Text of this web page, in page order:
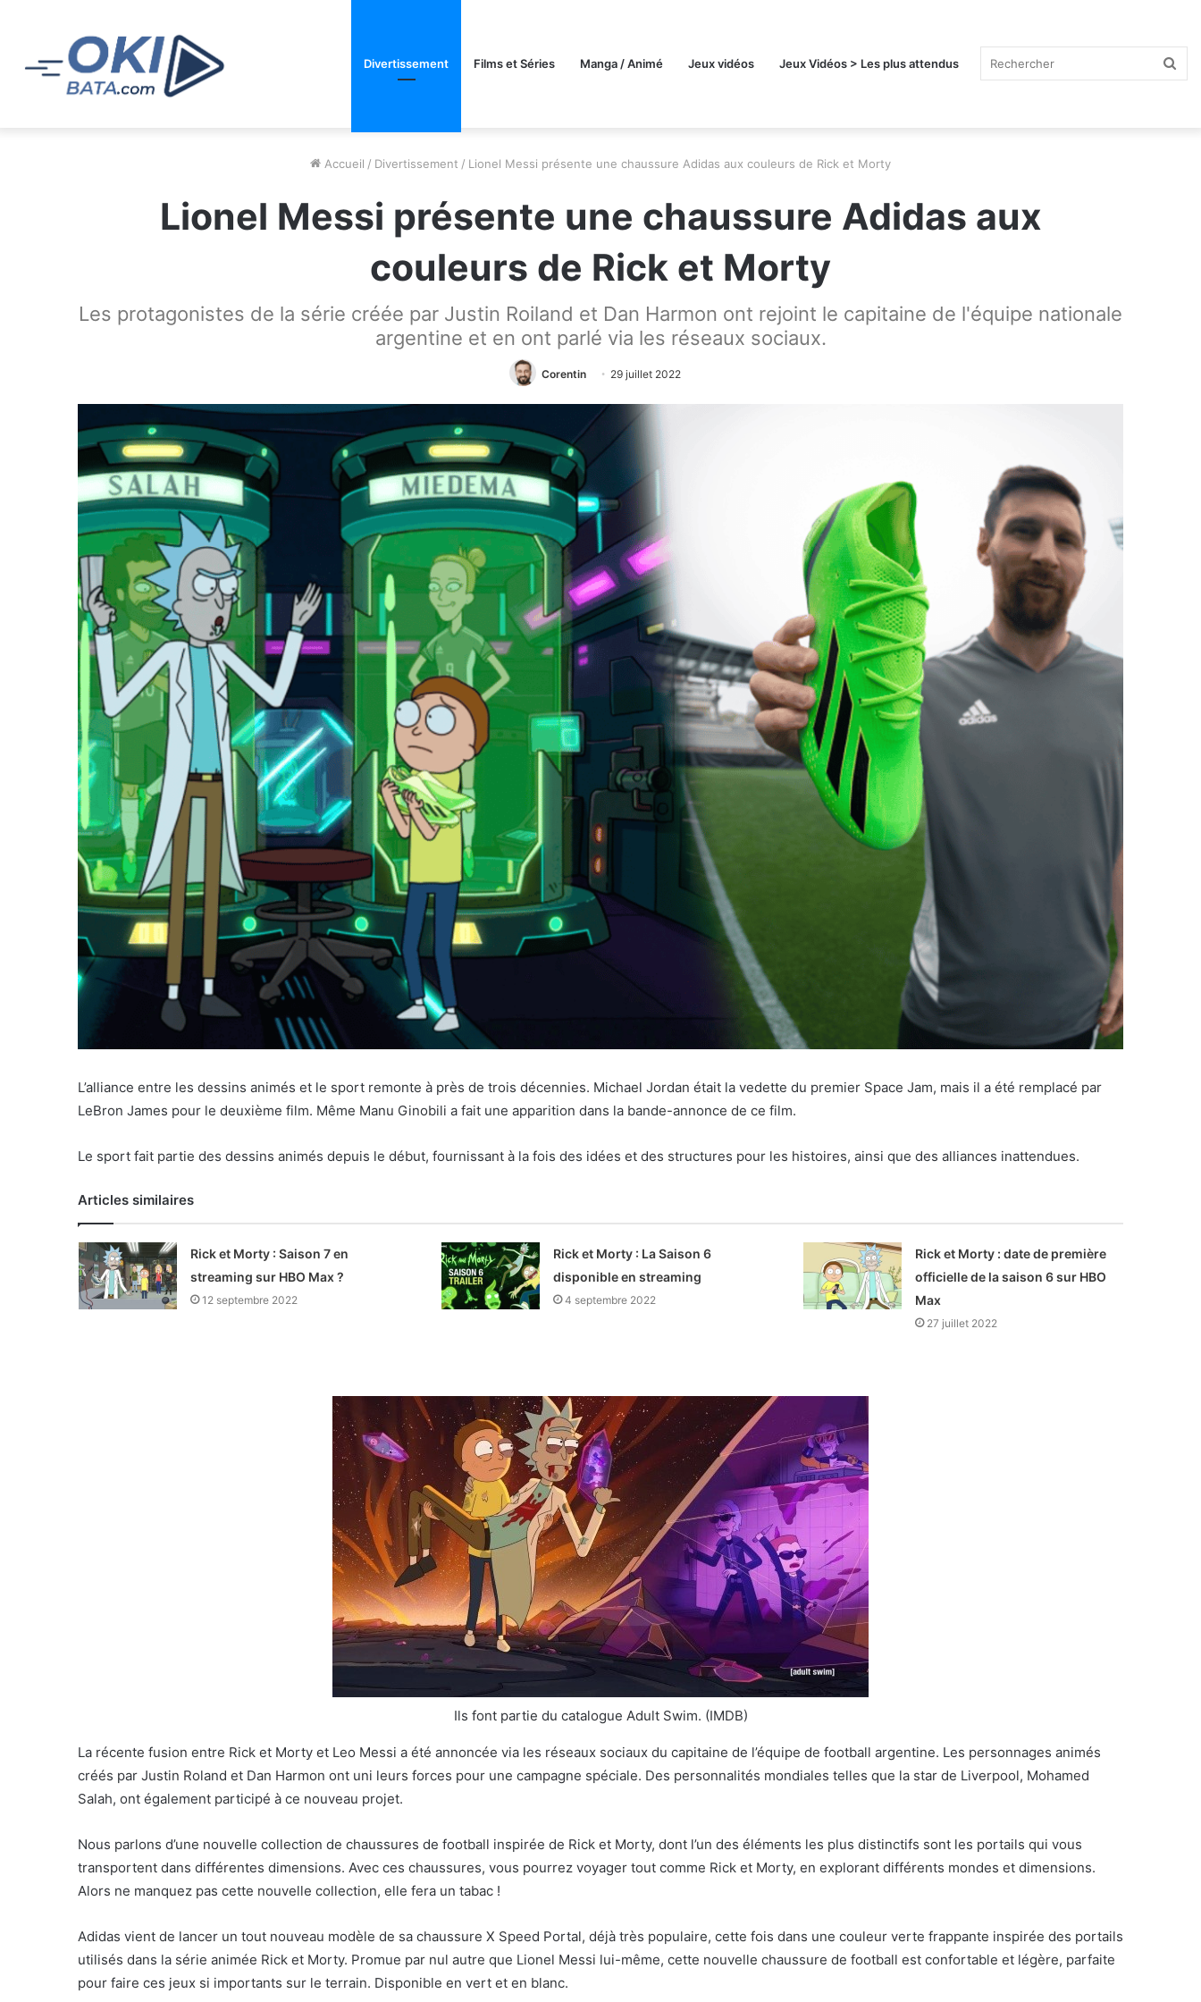
Divertissement Films et Séries Manga / Animé Jeux vidéos Jeux Vidéos > Les plus attendus
Accueil / Divertissement / Lionel Messi présente une chaussure Adidas aux couleurs de Rick et Morty
Lionel Messi présente une chaussure Adidas aux
couleurs de Rick et Morty
Les protagonistes de la série créée par Justin Roiland et Dan Harmon ont rejoint le capitaine de l'équipe nationale
argentine et en ont parlé via les réseaux sociaux.
Corentin 29 juillet 2022
L’alliance entre les dessins animés et le sport remonte à près de trois décennies. Michael Jordan était la vedette du premier Space Jam, mais il a été remplacé par
LeBron James pour le deuxième film. Même Manu Ginobili a fait une apparition dans la bande-annonce de ce film.
Le sport fait partie des dessins animés depuis le début, fournissant à la fois des idées et des structures pour les histoires, ainsi que des alliances inattendues.
Articles similaires
Rick et Morty : Saison 7 en
streaming sur HBO Max ?
12 septembre 2022
Rick et Morty : La Saison 6
disponible en streaming
4 septembre 2022
Rick et Morty : date de première
officielle de la saison 6 sur HBO
Max
27 juillet 2022
Ils font partie du catalogue Adult Swim. (IMDB)
La récente fusion entre Rick et Morty et Leo Messi a été annoncée via les réseaux sociaux du capitaine de l’équipe de football argentine. Les personnages animés
créés par Justin Roland et Dan Harmon ont uni leurs forces pour une campagne spéciale. Des personnalités mondiales telles que la star de Liverpool, Mohamed
Salah, ont également participé à ce nouveau projet.
Nous parlons d’une nouvelle collection de chaussures de football inspirée de Rick et Morty, dont l’un des éléments les plus distinctifs sont les portails qui vous
transportent dans différentes dimensions. Avec ces chaussures, vous pourrez voyager tout comme Rick et Morty, en explorant différents mondes et dimensions.
Alors ne manquez pas cette nouvelle collection, elle fera un tabac !
Adidas vient de lancer un tout nouveau modèle de sa chaussure X Speed Portal, déjà très populaire, cette fois dans une couleur verte frappante inspirée des portails
utilisés dans la série animée Rick et Morty. Promue par nul autre que Lionel Messi lui-même, cette nouvelle chaussure de football est confortable et légère, parfaite
pour faire ces jeux si importants sur le terrain. Disponible en vert et en blanc.